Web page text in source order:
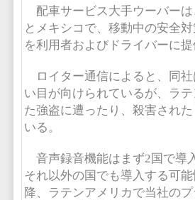
配車サービス大手ウーバー
とメキシコで、移動中の安全
を利用者およびドライバーに提
ロイター通信によると、同
い目が向けられているが、ラ
た強盗に遭ったり、殺害され
いる。
音声録音機能はまず2国で導
それ以外の国でも導入する可
降、ラテンアメリカで当社の